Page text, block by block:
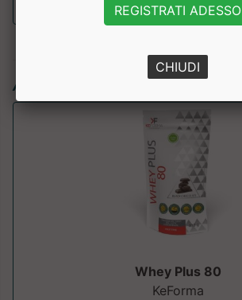
Articoli simili:
Whey Plus 80
KeForma
REGISTRATI ADESSO
CHIUDI